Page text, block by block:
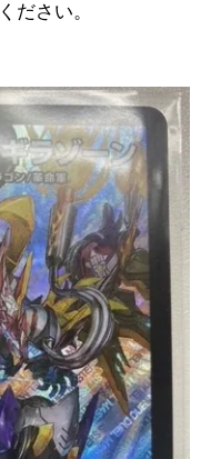
ださい。